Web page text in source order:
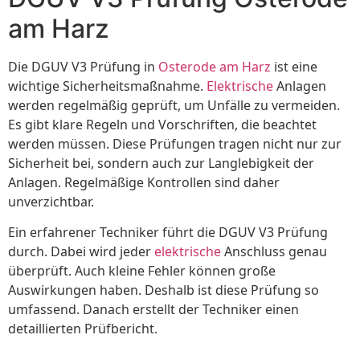
am Harz
Die DGUV V3 Prüfung in Osterode am Harz ist eine
wichtige Sicherheitsmaßnahme. ElektrischeAnlagen
werden regelmäßig geprüft, um Unfälle zu vermeiden.
Es gibt klare Regeln und Vorschriften, die beachtet
werden müssen. Diese Prüfungen tragen nicht nur zur
Sicherheit bei, sondern auch zur Langlebigkeit der
Anlagen. Regelmäßige Kontrollen sind daher
unverzichtbar.
Ein erfahrener Techniker führt die DGUV V3 Prüfung
durch. Dabei wird jeder elektrischeAnschluss genau
überprüft. Auch kleine Fehler können große
Auswirkungen haben. Deshalb ist diese Prüfung so
umfassend. Danach erstellt der Techniker einen
detaillierten Prüfbericht.